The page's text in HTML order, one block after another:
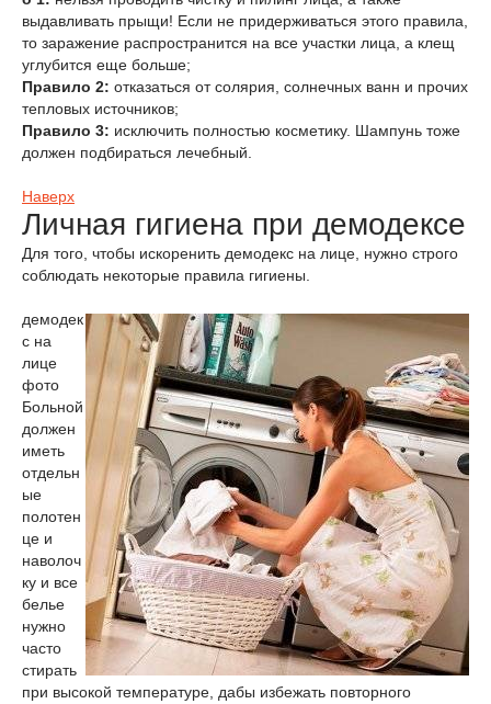
выдавливать прыщи! Если не придерживаться этого правила,
то заражение распространится на все участки лица, а клещ
углубится еще больше;
Правило 2: отказаться от солярия, солнечных ванн и прочих
тепловых источников;
Правило 3: исключить полностью косметику. Шампунь тоже
должен подбираться лечебный.
Наверх
Личная гигиена при демодексе
Для того, чтобы искоренить демодекс на лице, нужно строго
соблюдать некоторые правила гигиены.
демодек
с на
лице
фото
Больной
должен
иметь
отдельн
ые
полотен
це и
наволоч
ку и все
белье
нужно
часто
стирать
при высокой температуре, дабы избежать повторного